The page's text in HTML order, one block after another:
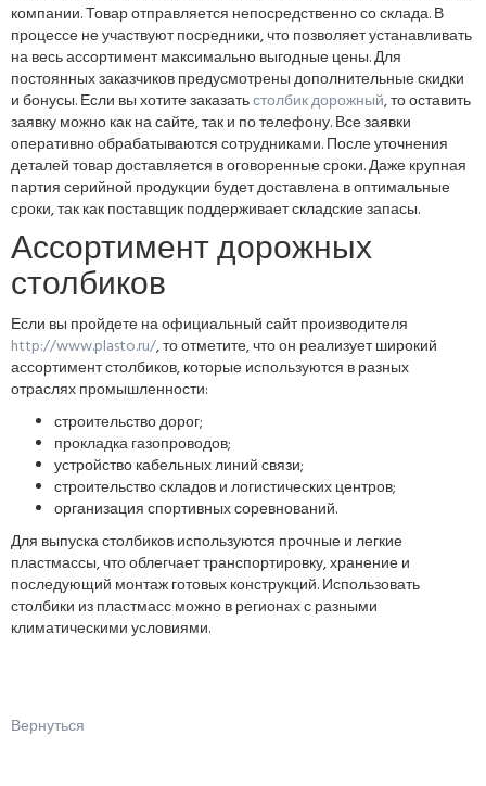
компании. Товар отправляется непосредственно со склада. В
процессе не участвуют посредники, что позволяет устанавливать
на весь ассортимент максимально выгодные цены. Для
постоянных заказчиков предусмотрены дополнительные скидки
и бонусы. Если вы хотите заказатьстолбик дорожный, то оставить
заявку можно как на сайте, так и по телефону. Все заявки
оперативно обрабатываются сотрудниками. После уточнения
деталей товар доставляется в оговоренные сроки. Даже крупная
партия серийной продукции будет доставлена в оптимальные
сроки, так как поставщик поддерживает складские запасы.
Ассортимент дорожных
столбиков
Если вы пройдете на официальный сайт производителя
http://www.plasto.ru/, то отметите, что он реализует широкий
ассортимент столбиков, которые используются в разных
отраслях промышленности:
строительство дорог;
прокладка газопроводов;
устройство кабельных линий связи;
строительство складов и логистических центров;
организация спортивных соревнований.
Для выпуска столбиков используются прочные и легкие
пластмассы, что облегчает транспортировку, хранение и
последующий монтаж готовых конструкций. Использовать
столбики из пластмасс можно в регионах с разными
климатическими условиями.
Вернуться